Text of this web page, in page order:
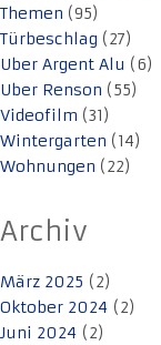
Themen (95)
Türbeschlag (27)
Uber Argent Alu (6)
Uber Renson (55)
Videofilm (31)
Wintergarten (14)
Wohnungen (22)
Archiv
März 2025 (2)
Oktober 2024 (2)
Juni 2024 (2)